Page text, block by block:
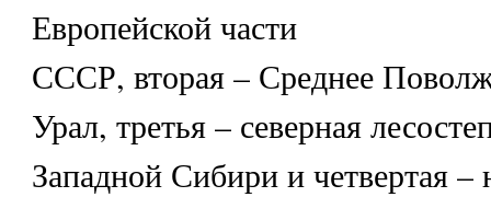
Европейской части
СССР, вторая – Среднее
Урал, третья – северная
Западной Сибири и четвертая –